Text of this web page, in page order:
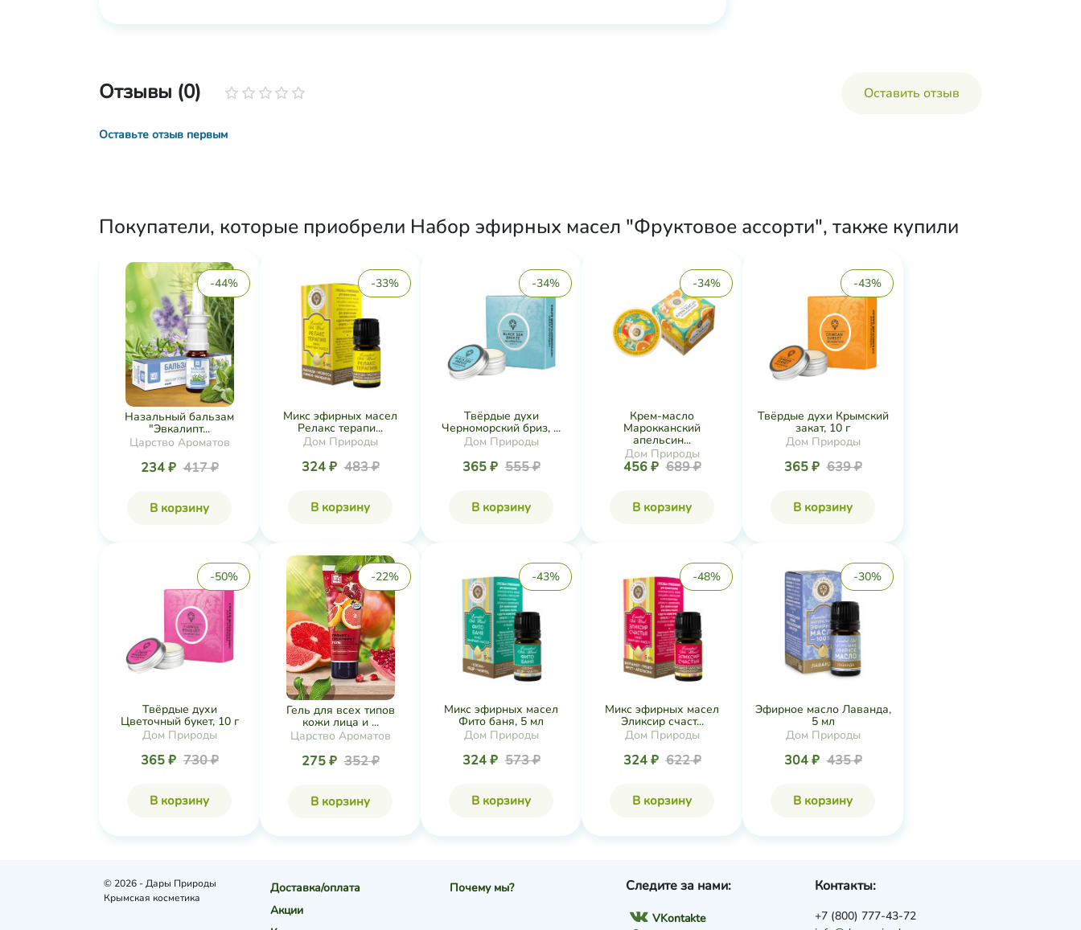
Отзывы (0) Оставить отзыв
Оставьте отзыв первым
Покупатели, которые приобрели Набор эфирных масел "Фруктовое ассорти", также купили
-44%
Назальный бальзам
"Эвкалипт...
Царство Ароматов
234 ₽ 417 ₽
В корзину
-33%
Микс эфирных масел
Релакс терапи...
Дом Природы
324 ₽ 483 ₽
В корзину
-34%
Твёрдые духи
Черноморский бриз, ...
Дом Природы
365 ₽ 555 ₽
В корзину
-34%
Крем-масло
Марокканский
апельсин...
Дом Природы
456 ₽ 689 ₽
В корзину
-43%
Твёрдые духи Крымский
закат, 10 г
Дом Природы
365 ₽ 639 ₽
В корзину
-50%
Твёрдые духи
Цветочный букет, 10 г
Дом Природы
365 ₽ 730 ₽
В корзину
-22%
Гель для всех типов
кожи лица и ...
Царство Ароматов
275 ₽ 352 ₽
В корзину
-43%
Микс эфирных масел
Фито баня, 5 мл
Дом Природы
324 ₽ 573 ₽
В корзину
-48%
Микс эфирных масел
Эликсир счаст...
Дом Природы
324 ₽ 622 ₽
В корзину
-30%
Эфирное масло Лаванда,
5 мл
Дом Природы
304 ₽ 435 ₽
В корзину
© 2026 - Дары Природы
Крымская косметика
Доставка/оплата
Акции
Почему мы? Следите за нами:
VKontakte
Контакты:
+7 (800) 777-43-72